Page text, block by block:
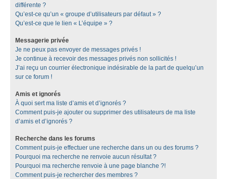
différente ?
Qu’est-ce qu’un « groupe d’utilisateurs par défaut » ?
Qu’est-ce que le lien « L’équipe » ?
Messagerie privée
Je ne peux pas envoyer de messages privés !
Je continue à recevoir des messages privés non sollicités !
J’ai reçu un courrier électronique indésirable de la part de quelqu’un
sur ce forum !
Amis et ignorés
À quoi sert ma liste d’amis et d’ignorés ?
Comment puis-je ajouter ou supprimer des utilisateurs de ma liste
d’amis et d’ignorés ?
Recherche dans les forums
Comment puis-je effectuer une recherche dans un ou des forums ?
Pourquoi ma recherche ne renvoie aucun résultat ?
Pourquoi ma recherche renvoie à une page blanche ?!
Comment puis-je rechercher des membres ?